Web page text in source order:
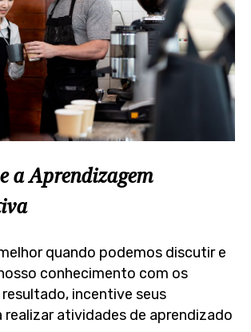
a Aprendizagem
quando podemos discutir e
conhecimento com os
incentive seus
realizar atividades de aprendizado